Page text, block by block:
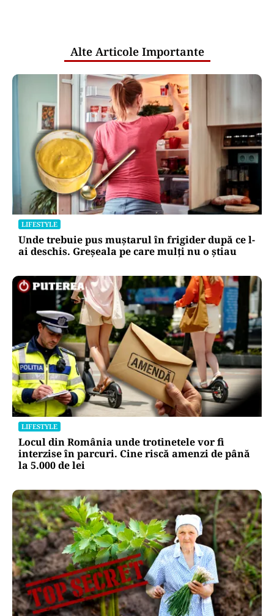
Alte Articole Importante
LIFESTYLE
Unde trebuie pus muștarul în frigider după ce l-
ai deschis. Greșeala pe care mulți nu o știau
LIFESTYLE
Locul din România unde trotinetele vor fi
interzise în parcuri. Cine riscă amenzi de până
la 5.000 de lei